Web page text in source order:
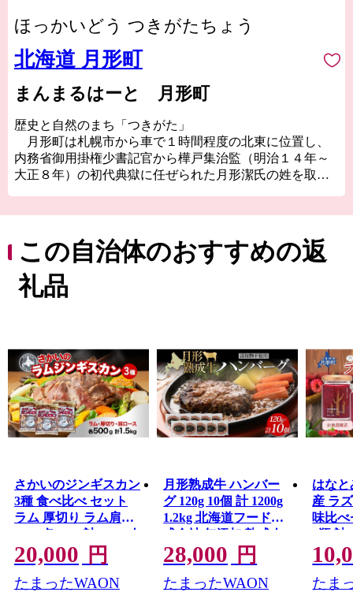
ほっかいどう つきがたちょう
北海道 月形町
まんまるはーと 月形町
歴史と自然のまち「つきがた」
月形町は札幌市から車で１時間程度の北東に位置し、
内務省御用掛権少書記官から樺戸集治監（明治１４年～
大正８年）の初代典獄に任ぜられた月形潔氏の姓を取
犯や重罪犯を収容するために、全国で３番目、北海道で
は最初にシベツブト（現在の月形町）に設置されまし
た。
この集治監の囚人による農地開墾や道路開削などが礎
農村として発展してきました。
基幹産業は農業で、昭和４０年代半ばには、それまで
稲作中心であった農業に花き栽培が導入され、現在では
メロンやスイカ、トマト、カボチャなどの果菜や野菜の
栽培も盛んに行われています。
ふるさと納税で月形町を応援してくださった方へ、月
この自治体のおすすめの返
礼品
さかいのジンギスカン
3種 食べ比べ セット
ラム 厚切り ラム肩ロ
ース 各500g 計1.5kg 肉
焼肉 BBQ ジンギスカ
ン 味付き 子羊 お肉 成
吉思汗 羊 羊肉 ジビエ
20,000 円
たまったWAON
月形熟成牛 ハンバー
グ 120g 10個 計 1200g
1.2kg 北海道フード株
式会社 無添加 熟成肉
冷凍 ギフト 詰め合わ
せ 和牛 赤身 牛肉 お弁
当 ランチ 昼食 夕食 お
28,000 円
たまったWAON
はな
産 ラ
味比
1瓶
北海
ベリー
ルー
たま